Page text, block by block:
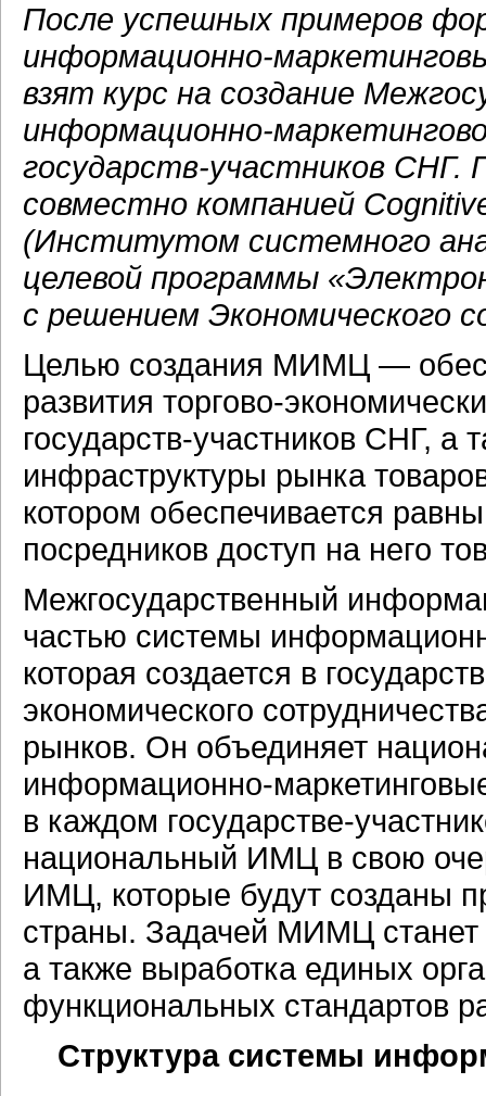
После успешных примеров
информационно-
взят курс на создание
информационно-
государств-участников СНГ.
совместно компанией
(Институтом системного
целевой программы
с решением Экономического
Целью создания МИМЦ —
развития торгово-
государств-участников СНГ, а
инфраструктуры рынка
котором обеспечивается
посредников доступ на него
Межгосударственный
частью системы
которая создается в
экономического
рынков. Он объединяет
информационно-
в каждом государстве-
национальный ИМЦ в свою
ИМЦ, которые будут созданы
страны. Задачей МИМЦ
а также выработка единых
функциональных стандартов
Структура системы